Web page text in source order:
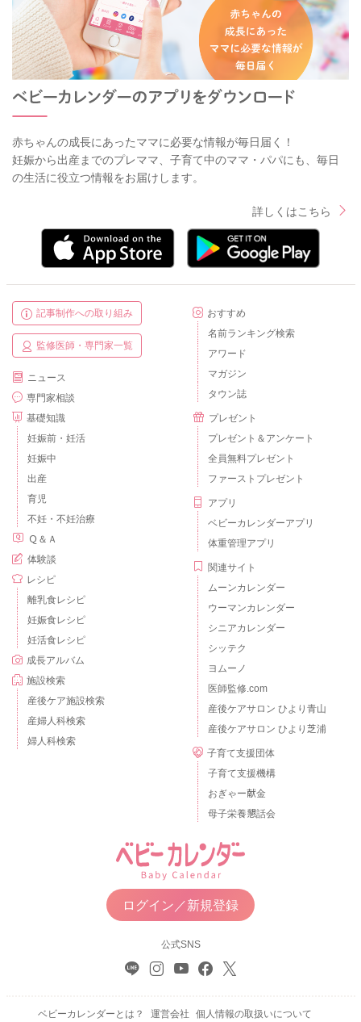
赤ちゃんの成長にあったママに必要な情報が毎日届く！
妊娠から出産までのプレママ、子育て中のママ・パパにも、毎日
の生活に役立つ情報をお届けします。
詳しくはこちら
記事制作への取り組み
監修医師・専門家一覧
ニュース
専門家相談
基礎知識
妊娠前・妊活
妊娠中
出産
育児
不妊・不妊治療
Ｑ＆Ａ
体験談
レシピ
離乳食レシピ
妊娠食レシピ
妊活食レシピ
成長アルバム
施設検索
産後ケア施設検索
産婦人科検索
婦人科検索
おすすめ
名前ランキング検索
アワード
マガジン
タウン誌
プレゼント
プレゼント＆アンケート
全員無料プレゼント
ファーストプレゼント
アプリ
ベビーカレンダーアプリ
体重管理アプリ
関連サイト
ムーンカレンダー
ウーマンカレンダー
シニアカレンダー
シッテク
ヨムーノ
医師監修.com
産後ケアサロン ひより青山
産後ケアサロン ひより芝浦
子育て支援団体
子育て支援機構
おぎゃー献金
母子栄養懇話会
ログイン／新規登録
公式SNS
ベビーカレンダーとは？ 運営会社 個人情報の取扱いについて